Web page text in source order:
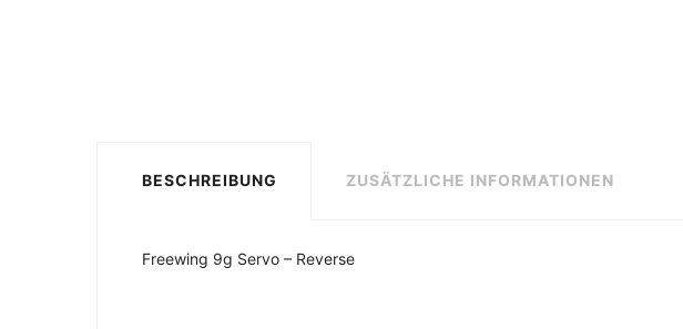
BESCHREIBUNG ZUSÄTZLICHE INFORMATIONEN
Freewing 9g Servo – Reverse